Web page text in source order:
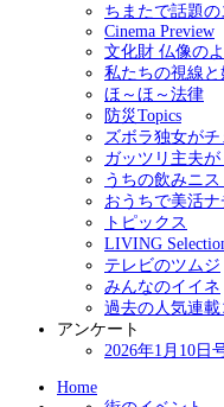
ちまたで話題
Cinema Preview
文化財 仏像の
私たちの視線と
ほ～ほ～法律
防災Topics
ズボラ独女が
ガッツリ主夫
うちの飲みニ
おうちで美活
トピックス
LIVING
テレビのツムジ
みんなのイイネ
過去の人気連載
アンケート
2026年1月10日
Home